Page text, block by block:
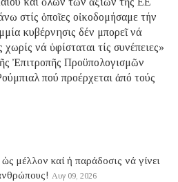
στίς ὁποῖες οἰκοδομήσαμε τήν
κυβέρνησις δέν μπορεῖ νά
χωρίς νά ὑφίσταται τίς συνέπειες»
Ἐπιτροπῆς Προϋπολογισμῶν
πού προέρχεται ἀπό τούς
μέλλον καί ἡ παράδοσις νά γίνει
Αυγ 09, 2026